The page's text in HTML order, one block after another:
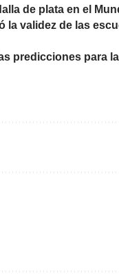
de plata en el
validez de las
predicciones para